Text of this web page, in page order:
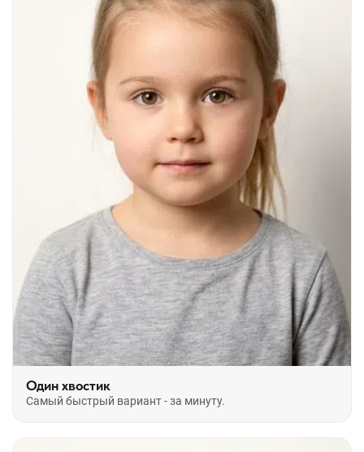
Один хвостик
Самый быстрый вариант - за минуту.